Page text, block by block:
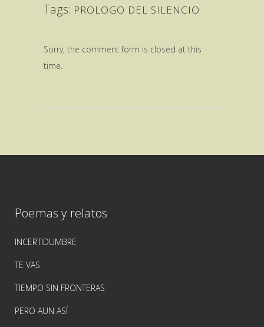
Tags: PROLOGO DEL SILENCIO
Sorry, the comment form is closed at this
time.
Poemas y relatos
INCERTIDUMBRE
TE VAS
TIEMPO SIN FRONTERAS
PERO AUN ASÍ